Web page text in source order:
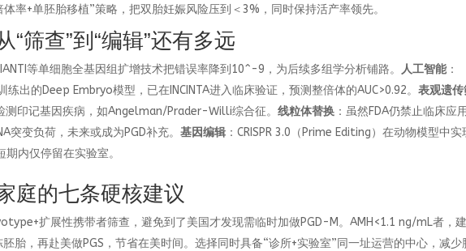
率+单胚胎移植”策略，把双胎妊娠风险压到＜3%，同时保持活产率领先。
“筛查”到“编辑”还有多远
等单细胞全基因组扩增技术把错误率降到10^-9，为后续多组学分析铺路。 人工智能：
出的Deep Embryo模型，已在INCINTA进入临床验证，预测整倍体的AUC>0.92。表观遗传
测印记基因疾病，如Angelman/Prader-Willi综合征。线粒体替换 ：虽然FDA仍禁止临床应
突变负荷，未来或成为PGD补充。基因编辑 ：CRISPR 3.0（Prime Editing）在动物模型中实
内仅停留在实验室。
庭的七条硬核建议
扩展性携带者筛查，避免到了美国才发现需临时加做PGD-M。AMH<1.1 ng/mL者，
胎，再赴美做PGS，节省在美时间。选择同时具备“诊所+实验室”同一址运营的中心，减少